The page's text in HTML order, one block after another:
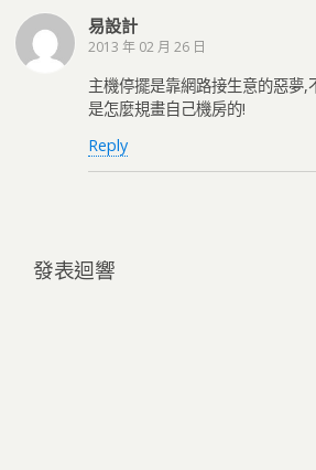
易設計
2013 年 02 月 26 日
主機停擺是靠網路接生意的惡夢,
是怎麼規畫自己機房的!
Reply
發表迴響